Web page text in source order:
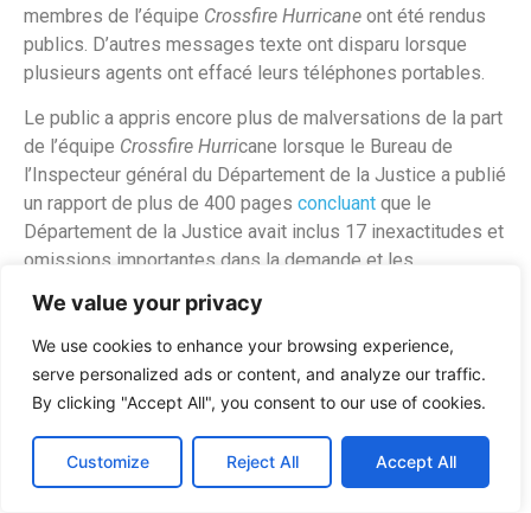
We value your privacy
We use cookies to enhance your browsing experience,
serve personalized ads or content, and analyze our traffic.
By clicking "Accept All", you consent to our use of cookies.
Customize Reject All Accept All
membres de l’équipe Crossfire Hurricane ont été rendus
publics. D’autres messages texte ont disparu lorsque
plusieurs agents ont effacé leurs téléphones portables.
Le public a appris encore plus de malversations de la part
de l’équipe Crossfire Hurricane lorsque le Bureau de
l’Inspecteur général du Département de la Justice a publié
un rapport de plus de 400 pages concluant que le
Département de la Justice avait inclus 17 inexactitudes et
omissions importantes dans la demande et les
renouvellements du mandat FISA concernant Carter Page.
Ces problèmes et d’autres ont conduit l’ancien AG William
Barr à nommer le procureur américain John Durham pour
diriger une enquête sur
Crossfire Hurricane , le nommant
plus tard procureur spécial.
Dans le cadre de son enquête, Durham a révélé des
fautes supplémentaires deCrossfire Hurricanelorsqu’il a